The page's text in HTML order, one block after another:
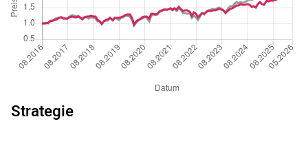
Strategie